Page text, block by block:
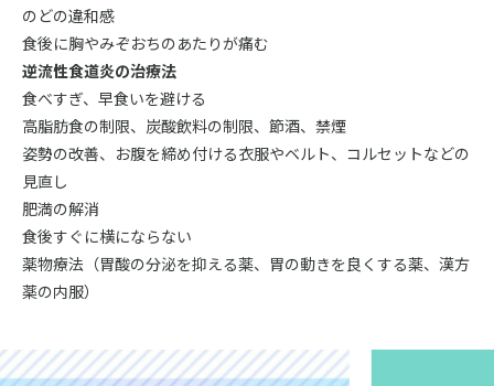
のどの違和感
食後に胸やみぞおちのあたりが痛む
逆流性食道炎の治療法
食べすぎ、早食いを避ける
高脂肪食の制限、炭酸飲料の制限、節酒、禁煙
姿勢の改善、お腹を締め付ける衣服やベルト、コルセットなどの
見直し
肥満の解消
食後すぐに横にならない
薬物療法（胃酸の分泌を抑える薬、胃の動きを良くする薬、漢方
薬の内服）